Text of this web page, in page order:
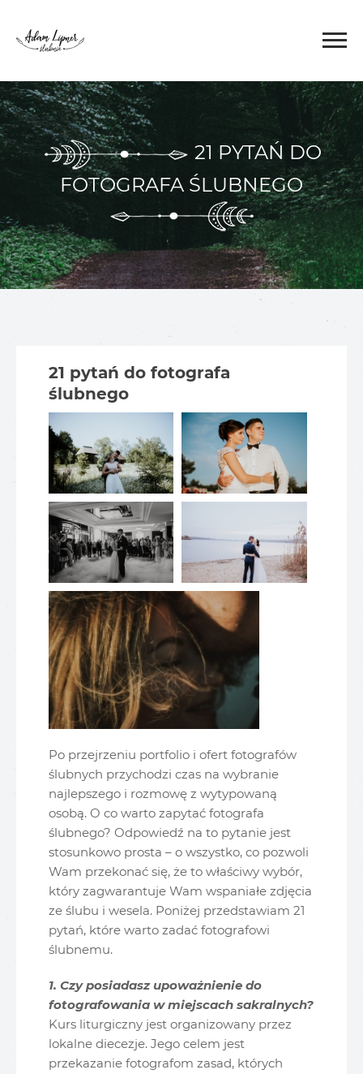
21 PYTAŃ DO
FOTOGRAFA ŚLUBNEGO
21 pytań do fotografa
ślubnego
Po przejrzeniu portfolio i ofert fotografów
ślubnych przychodzi czas na wybranie
najlepszego i rozmowę z wytypowaną
osobą. O co warto zapytać fotografa
ślubnego? Odpowiedź na to pytanie jest
stosunkowo prosta – o wszystko, co pozwoli
Wam przekonać się, że to właściwy wybór,
który zagwarantuje Wam wspaniałe zdjęcia
ze ślubu i wesela. Poniżej przedstawiam 21
pytań, które warto zadać fotografowi
ślubnemu.
1. Czy posiadasz upoważnienie do
fotografowania w miejscach sakralnych?
Kurs liturgiczny jest organizowany przez
lokalne diecezje. Jego celem jest
przekazanie fotografom zasad, których